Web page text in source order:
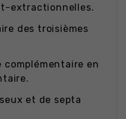
extractionnelles.
des troisièmes
complémentaire en
et de septa